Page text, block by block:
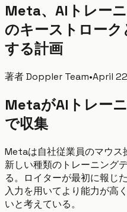
Meta、AIトレー
のキーストロー
する計画
著者Doppler Team•April
MetaがAIトレー
で収集
Metaは自社従業員のマウス
新しい種類のトレーニング
る。ロイターが最初に報じ
入力を用いてより能力が高
いと考えている。